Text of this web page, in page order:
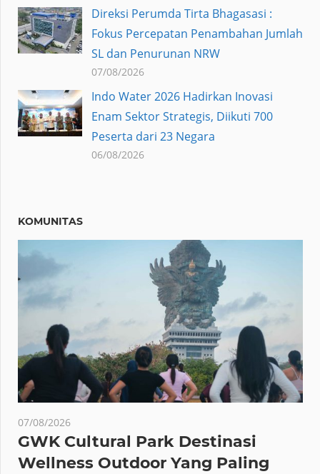
Direksi Perumda Tirta Bhagasasi :
Fokus Percepatan Penambahan Jumlah
SL dan Penurunan NRW
07/08/2026
Indo Water 2026 Hadirkan Inovasi
Enam Sektor Strategis, Diikuti 700
Peserta dari 23 Negara
06/08/2026
KOMUNITAS
07/08/2026
GWK Cultural Park Destinasi
Wellness Outdoor Yang Paling